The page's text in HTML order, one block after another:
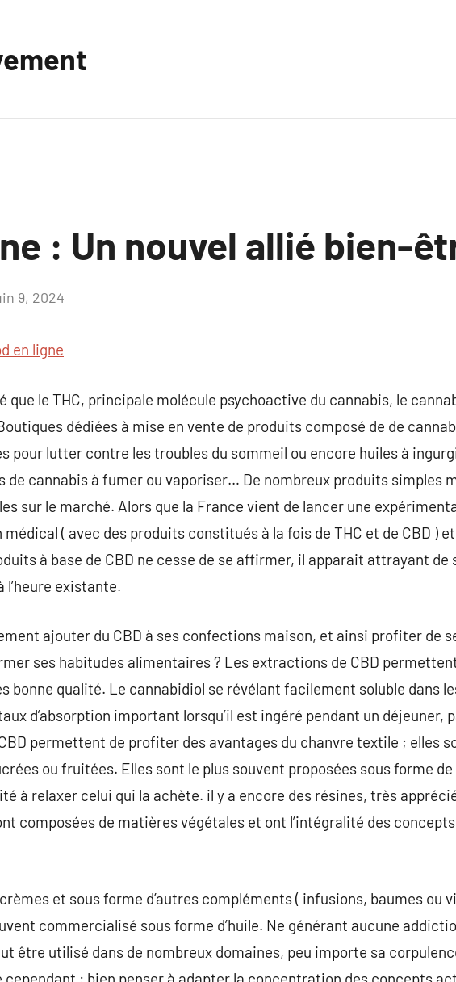
: Un nouvel allié bien-
9, 2024
en ligne
que le THC, principale molécule psychoactive du cannabis, le
dédiées à mise en vente de produits composé de de
pour lutter contre les troubles du sommeil ou encore huiles à
de cannabis à fumer ou vaporiser… De nombreux produits simples
sur le marché. Alors que la France vient de lancer une
( avec des produits constitués à la fois de THC et de CBD )
à base de CBD ne cesse de se affirmer, il apparait attrayant de
l’heure existante.
ajouter du CBD à ses confections maison, et ainsi profiter de
ses habitudes alimentaires ? Les extractions de CBD
bonne qualité. Le cannabidiol se révélant facilement soluble dans
d’absorption important lorsqu’il est ingéré pendant un déjeuner,
permettent de profiter des avantages du chanvre textile ; elles
ou fruitées. Elles sont le plus souvent proposées sous forme
à relaxer celui qui la achète. il y a encore des résines, très
composées de matières végétales et ont l’intégralité des
et sous forme d’autres compléments ( infusions, baumes ou
commercialisé sous forme d’huile. Ne générant aucune
être utilisé dans de nombreux domaines, peu importe sa
cependant : bien penser à adapter la concentration des concepts